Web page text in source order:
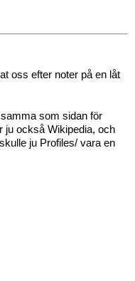
oss efter noter på en låt
som sidan för
ju också Wikipedia, och
ju Profiles/ vara en